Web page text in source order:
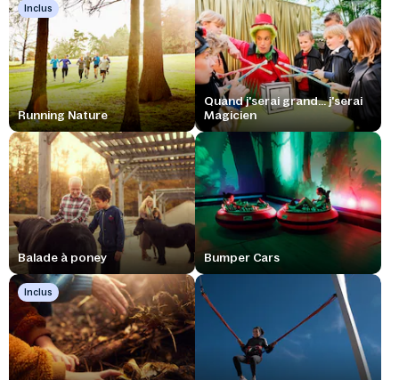
Inclus
Running Nature
Quand j'serai grand... j'serai
Magicien
Balade à poney Bumper Cars
Inclus